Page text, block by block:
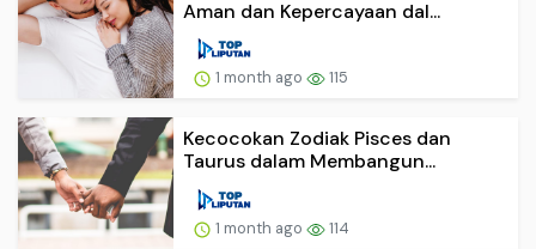
Aman dan Kepercayaan dal...
1 month ago 115
Kecocokan Zodiak Pisces dan
Taurus dalam Membangun...
1 month ago 114